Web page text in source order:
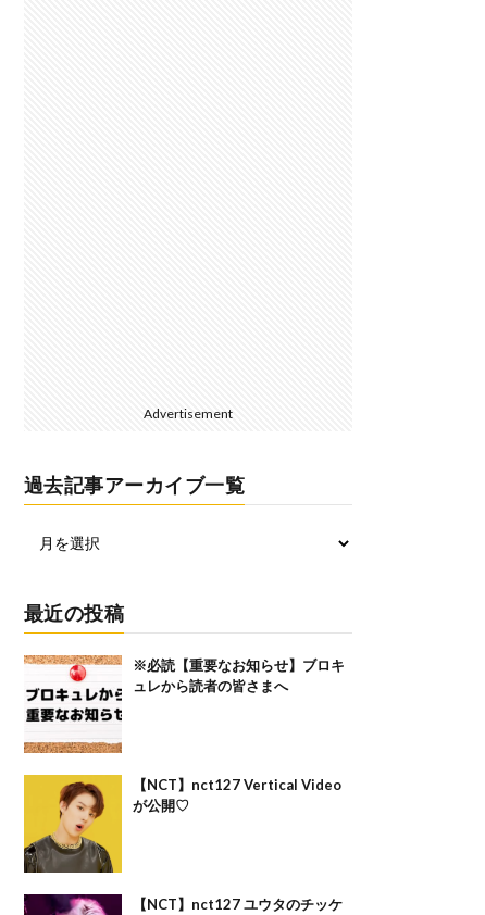
Advertisement
過去記事アーカイブ一覧
最近の投稿
※必読【重要なお知らせ】ブロキ
ュレから読者の皆さまへ
【NCT】nct127 Vertical Video
が公開♡
【NCT】nct127 ユウタのチッケ